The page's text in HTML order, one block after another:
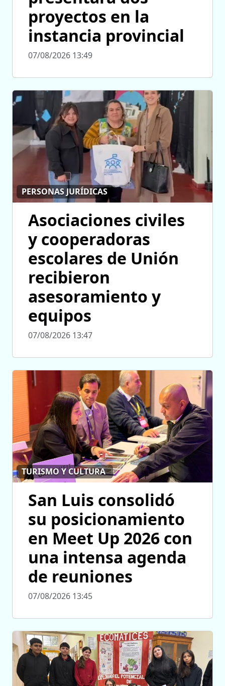
proyectos en la
instancia provincial
07/08/2026 13:49
PERSONAS JURÍDICAS
Asociaciones civiles
y cooperadoras
escolares de Unión
recibieron
asesoramiento y
equipos
07/08/2026 13:47
TURISMO Y CULTURA
San Luis consolidó
su posicionamiento
en Meet Up 2026 con
una intensa agenda
de reuniones
07/08/2026 13:45